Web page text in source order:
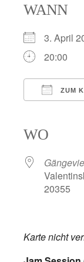
WANN
3. April
20:00
ZUM
WO
20355
Karte nicht